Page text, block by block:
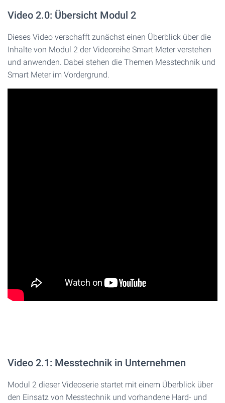
Video 2.0: Übersicht Modul 2
Dieses Video verschafft zunächst einen Überblick über die
Inhalte von Modul 2 der Videoreihe Smart Meter verstehen
und anwenden. Dabei stehen die Themen Messtechnik und
Smart Meter im Vordergrund.
Video 2.1: Messtechnik in Unternehmen
Modul 2 dieser Videoserie startet mit einem Überblick über
den Einsatz von Messtechnik und vorhandene Hard- und